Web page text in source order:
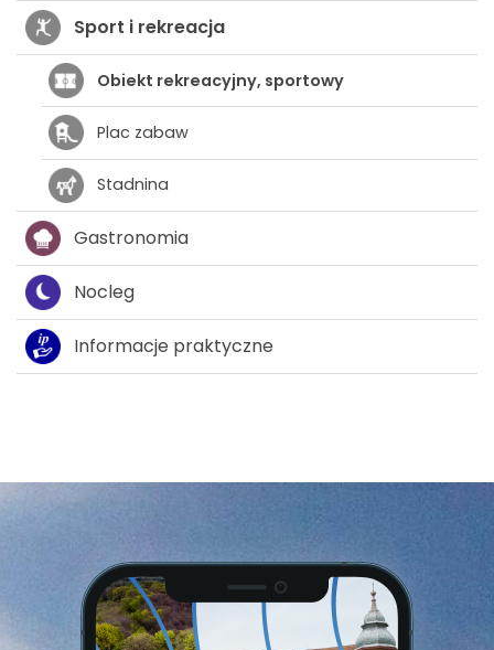
Sport i rekreacja
Obiekt rekreacyjny, sportowy
Plac zabaw
Stadnina
Gastronomia
Nocleg
Informacje praktyczne